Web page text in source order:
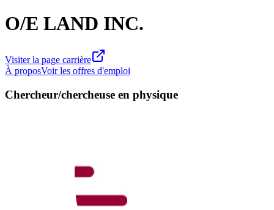
O/E LAND INC.
Visiter la page carrière
À proposVoir les offres d'emploi
Chercheur/chercheuse en physique